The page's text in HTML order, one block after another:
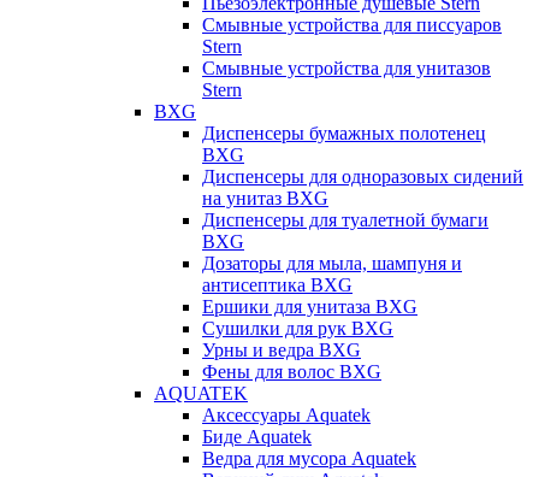
Смывные устройства для писсуаров
Stern
Смывные устройства для унитазов
Stern
BXG
Диспенсеры бумажных полотенец
BXG
Диспенсеры для одноразовых сидений
на унитаз BXG
Диспенсеры для туалетной бумаги
BXG
Дозаторы для мыла, шампуня и
антисептика BXG
Ершики для унитаза BXG
Сушилки для рук BXG
Урны и ведра BXG
Фены для волос BXG
AQUATEK
Аксессуары Aquatek
Биде Aquatek
Ведра для мусора Aquatek